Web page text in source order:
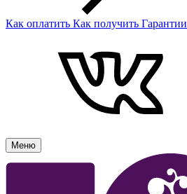
Как оплатить Как получить Гарантии
Меню